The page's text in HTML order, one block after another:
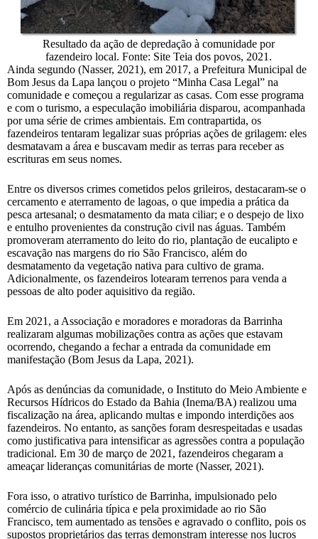
Resultado da ação de depredação à comunidade por
fazendeiro local. Fonte: Site Teia dos povos, 2021.
Ainda segundo (Nasser, 2021), em 2017, a Prefeitura Municipal de
Bom Jesus da Lapa lançou o projeto “Minha Casa Legal” na
comunidade e começou a regularizar as casas. Com esse programa
e com o turismo, a especulação imobiliária disparou, acompanhada
por uma série de crimes ambientais. Em contrapartida, os
fazendeiros tentaram legalizar suas próprias ações de grilagem: eles
desmatavam a área e buscavam medir as terras para receber as
escrituras em seus nomes.
Entre os diversos crimes cometidos pelos grileiros, destacaram-se o
cercamento e aterramento de lagoas, o que impedia a prática da
pesca artesanal; o desmatamento da mata ciliar; e o despejo de lixo
e entulho provenientes da construção civil nas águas. Também
promoveram aterramento do leito do rio, plantação de eucalipto e
escavação nas margens do rio São Francisco, além do
desmatamento da vegetação nativa para cultivo de grama.
Adicionalmente, os fazendeiros lotearam terrenos para venda a
pessoas de alto poder aquisitivo da região.
Em 2021, a Associação e moradores e moradoras da Barrinha
realizaram algumas mobilizações contra as ações que estavam
ocorrendo, chegando a fechar a entrada da comunidade em
manifestação (Bom Jesus da Lapa, 2021).
Após as denúncias da comunidade, o Instituto do Meio Ambiente e
Recursos Hídricos do Estado da Bahia (Inema/BA) realizou uma
fiscalização na área, aplicando multas e impondo interdições aos
fazendeiros. No entanto, as sanções foram desrespeitadas e usadas
como justificativa para intensificar as agressões contra a população
tradicional. Em 30 de março de 2021, fazendeiros chegaram a
ameaçar lideranças comunitárias de morte (Nasser, 2021).
Fora isso, o atrativo turístico de Barrinha, impulsionado pelo
comércio de culinária típica e pela proximidade ao rio São
Francisco, tem aumentado as tensões e agravado o conflito, pois os
supostos proprietários das terras demonstram interesse nos lucros